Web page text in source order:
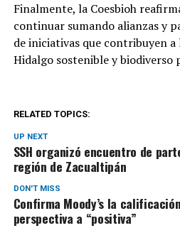
Finalmente, la Coesbioh
continuar sumando alianzas y
de iniciativas que contribuyen
Hidalgo sostenible y biodiverso
RELATED TOPICS:
UP NEXT
SSH organizó encuentro de
región de Zacualtipán
DON'T MISS
Confirma Moody’s la
perspectiva a “positiva”